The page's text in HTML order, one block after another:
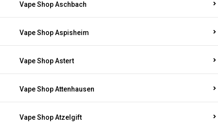
Vape Shop Aschbach
Vape Shop Aspisheim
Vape Shop Astert
Vape Shop Attenhausen
Vape Shop Atzelgift